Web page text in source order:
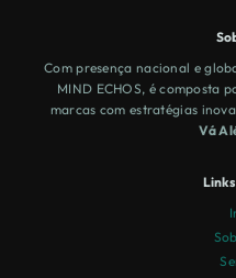
Com presença nacional e
MIND ECHOS, é composta
marcas com estratégias
Vá